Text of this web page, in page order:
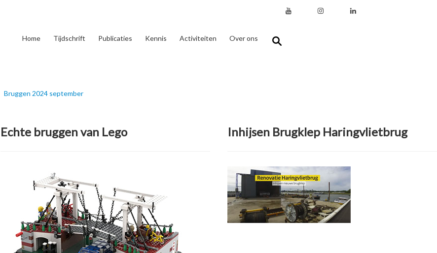
Home Tijdschrift Publicaties Kennis Activiteiten Over ons
Bruggen 2024 september
Echte bruggen van Lego Inhijsen Brugklep Haringvlietbrug